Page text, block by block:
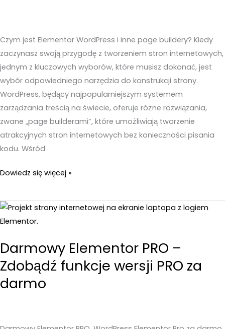
Czym jest Elementor WordPress i inne page buildery? Kiedy
zaczynasz swoją przygodę z tworzeniem stron internetowych,
jednym z kluczowych wyborów, które musisz dokonać, jest
wybór odpowiedniego narzędzia do konstrukcji strony.
WordPress, będący najpopularniejszym systemem
zarządzania treścią na świecie, oferuje różne rozwiązania,
zwane „page builderami”, które umożliwiają tworzenie
atrakcyjnych stron internetowych bez konieczności pisania
kodu. Wśród
Elementor
Czym
jest
|
stworzyć
stronę
z
Dowiedz się więcej »
Darmowy Elementor PRO –
Zdobądź funkcje wersji PRO za
darmo